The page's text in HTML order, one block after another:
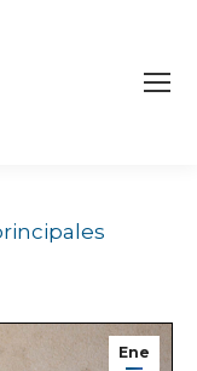
Ene